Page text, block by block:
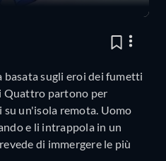
basata sugli eroi dei fumetti
Quattro partono per
un'isola remota. Uomo
e li intrappola in un
di immergere le più